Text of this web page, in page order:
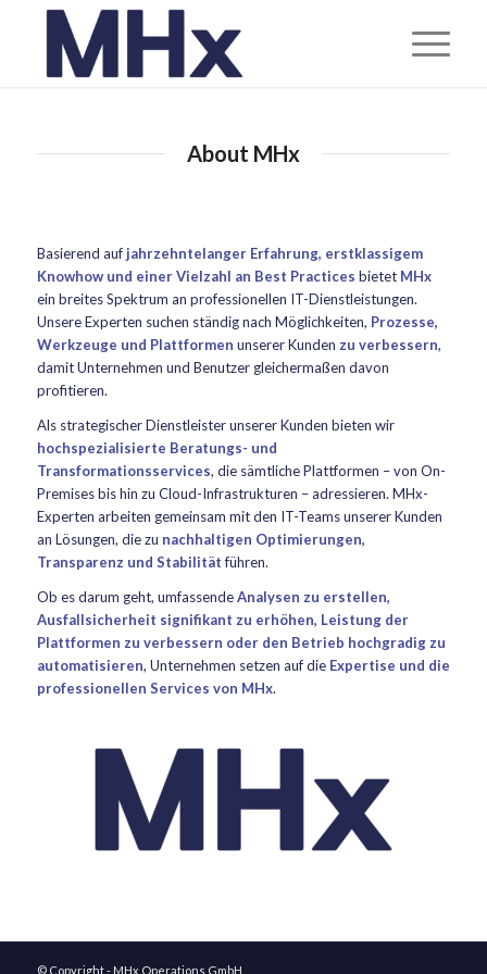
About MHx
Basierend auf jahrzehntelanger Erfahrung, erstklassigem
Knowhow und einer Vielzahl an Best Practices bietet MHx
ein breites Spektrum an professionellen IT-Dienstleistungen.
Unsere Experten suchen ständig nach Möglichkeiten, Prozesse,
Werkzeuge und Plattformen unserer Kunden zu verbessern,
damit Unternehmen und Benutzer gleichermaßen davon
profitieren.
Als strategischer Dienstleister unserer Kunden bieten wir
hochspezialisierte Beratungs- und
Transformationsservices, die sämtliche Plattformen – von On-
Premises bis hin zu Cloud-Infrastrukturen – adressieren. MHx-
Experten arbeiten gemeinsam mit den IT-Teams unserer Kunden
an Lösungen, die zu nachhaltigen Optimierungen,
Transparenz und Stabilitätführen.
Ob es darum geht, umfassendeAnalysen zu erstellen,
Ausfallsicherheit signifikant zu erhöhen, Leistung der
Plattformen zu verbessern oder den Betrieb hochgradig zu
automatisieren, Unternehmen setzen auf die Expertise und die
professionellen Services von MHx.
© Copyright - MHx Operations GmbH